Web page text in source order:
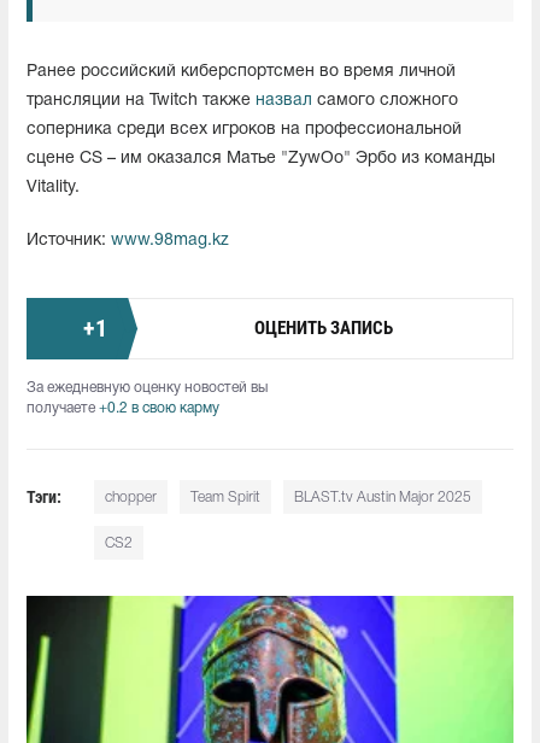
Ранее российский киберспортсмен во время личной
трансляции на Twitch также назвал самого сложного
соперника среди всех игроков на профессиональной
сцене CS – им оказался Матье "ZywOo" Эрбо из команды
Vitality.
Источник: www.98mag.kz
+1 ОЦЕНИТЬ ЗАПИСЬ
За ежедневную оценку новостей вы
получаете +0.2 в свою карму
Тэги: chopper Team Spirit BLAST.tv Austin Major 2025
CS2